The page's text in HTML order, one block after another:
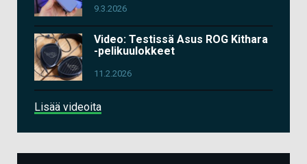
9.3.2026
Video: Testissä Asus ROG Kithara
-pelikuulokkeet
11.2.2026
Lisää videoita